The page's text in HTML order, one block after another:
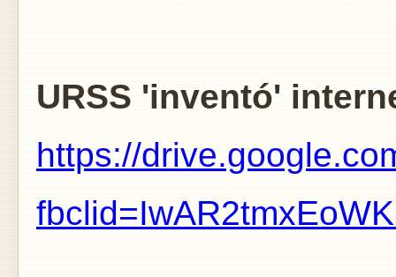
URSS 'inventó'
https://